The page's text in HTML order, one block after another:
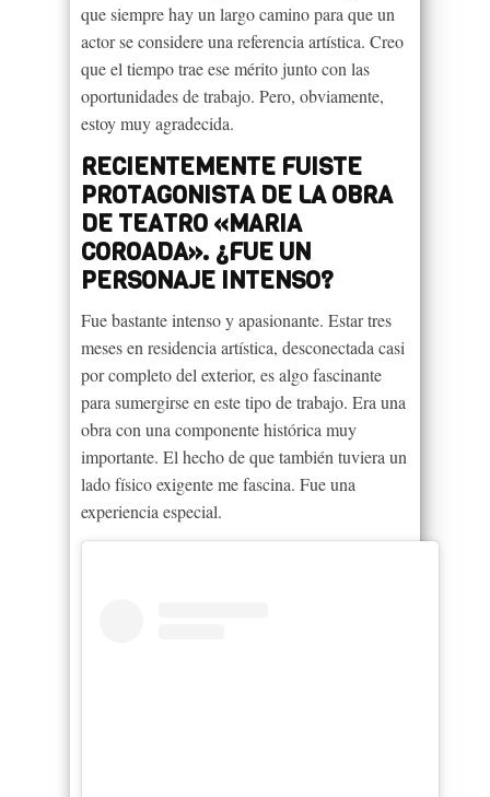
que siempre hay un largo camino para que un
actor se considere una referencia artística. Creo
que el tiempo trae ese mérito junto con las
oportunidades de trabajo. Pero, obviamente,
estoy muy agradecida.
RECIENTEMENTE FUISTE
PROTAGONISTA DE LA OBRA
DE TEATRO «MARIA
COROADA». ¿FUE UN
PERSONAJE INTENSO?
Fue bastante intenso y apasionante. Estar tres
meses en residencia artística, desconectada casi
por completo del exterior, es algo fascinante
para sumergirse en este tipo de trabajo. Era una
obra con una componente histórica muy
importante. El hecho de que también tuviera un
lado físico exigente me fascina. Fue una
experiencia especial.